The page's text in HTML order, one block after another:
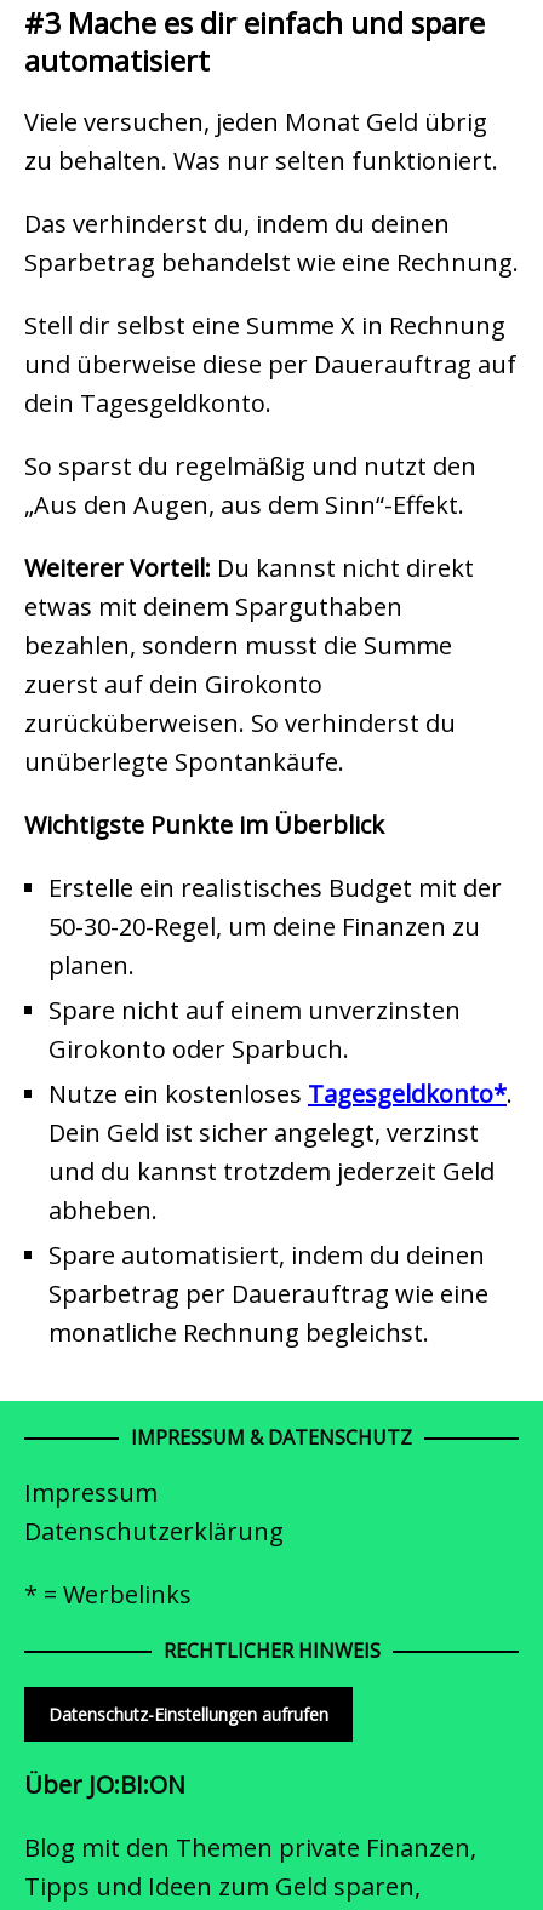
#3 Mache es dir einfach und spare
automatisiert
Viele versuchen, jeden Monat Geld übrig
zu behalten. Was nur selten funktioniert.
Das verhinderst du, indem du deinen
Sparbetrag behandelst wie eine Rechnung.
Stell dir selbst eine Summe X in Rechnung
und überweise diese per Dauerauftrag auf
dein Tagesgeldkonto.
So sparst du regelmäßig und nutzt den
„Aus den Augen, aus dem Sinn“-Effekt.
Weiterer Vorteil: Du kannst nicht direkt
etwas mit deinem Sparguthaben
bezahlen, sondern musst die Summe
zuerst auf dein Girokonto
zurücküberweisen. So verhinderst du
unüberlegte Spontankäufe.
Wichtigste Punkte im Überblick
Erstelle ein realistisches Budget mit der
50-30-20-Regel, um deine Finanzen zu
planen.
Spare nicht auf einem unverzinsten
Girokonto oder Sparbuch.
Nutze ein kostenloses Tagesgeldkonto .
Dein Geld ist sicher angelegt, verzinst
und du kannst trotzdem jederzeit Geld
abheben.
Spare automatisiert, indem du deinen
Sparbetrag per Dauerauftrag wie eine
monatliche Rechnung begleichst.
IMPRESSUM & DATENSCHUTZ
Impressum
Datenschutzerklärung
* = Werbelinks
RECHTLICHER HINWEIS
Datenschutz-Einstellungen aufrufen
Über JO:BI:ON
Blog mit den Themen private Finanzen,
Tipps und Ideen zum Geld sparen,